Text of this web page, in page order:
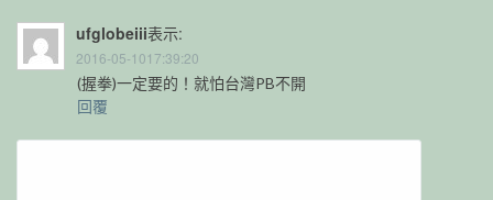
ufglobeiii表示:
2016-05-1017:39:20
(握拳)一定要的！就怕台灣PB不開
回覆